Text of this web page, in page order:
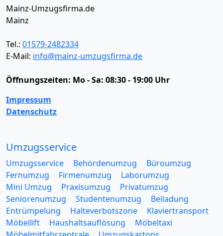
Mainz-Umzugsfirma.de
Mainz
Tel.: 01579-2482334
E-Mail: info@mainz-umzugsfirma.de
Öffnungszeiten: Mo - Sa: 08:30 - 19:00 Uhr
Impressum
Datenschutz
Umzugsservice
Umzugsservice Behördenumzug
Büroumzug
Fernumzug
Firmenumzug
Laborumzug
Mini Umzug
Praxisumzug
Privatumzug
Seniorenumzug
Studentenumzug
Beiladung
Entrümpelung
Halteverbotszone
Klaviertransport
Möbellift
Haushaltsauflösung
Möbeltaxi